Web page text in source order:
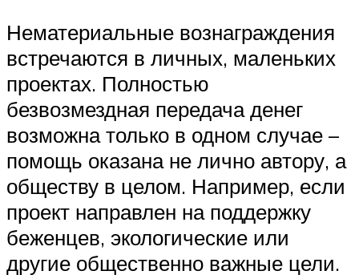
Нематериальные вознаграждения
встречаются в личных, маленьких
проектах. Полностью
безвозмездная передача денег
возможна только в одном случае –
помощь оказана не лично автору, а
обществу в целом. Например, если
проект направлен на поддержку
беженцев, экологические или
другие общественно важные цели.